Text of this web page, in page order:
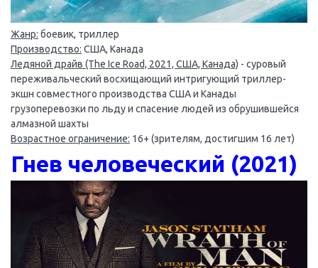
Жанр: боевик, триллер
Производство: США, Канада
Ледяной драйв (The Ice Road, 2021, США, Канада) - суровый
переживальческий восхищающий интригующий триллер-
экшн совместного производства США и Канады
грузоперевозки по льду и спасение людей из обрушившейся
алмазной шахты
Возрастное ограничение: 16+ (зрителям, достигшим 16 лет)
Гнев человеческий (2021)